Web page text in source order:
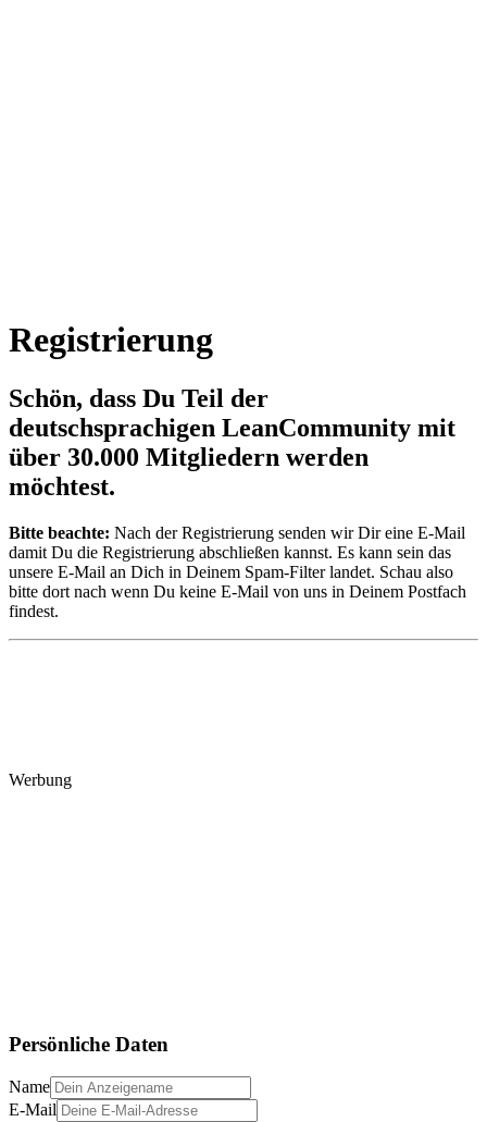
Registrierung
Schön, dass Du Teil der
deutschsprachigen LeanCommunity mit
über 30.000 Mitgliedern werden
möchtest.
Bitte beachte: Nach der Registrierung senden wir Dir eine E-Mail
damit Du die Registrierung abschließen kannst. Es kann sein das
unsere E-Mail an Dich in Deinem Spam-Filter landet. Schau also
bitte dort nach wenn Du keine E-Mail von uns in Deinem Postfach
findest.
Werbung
Persönliche Daten
Name
E-Mail